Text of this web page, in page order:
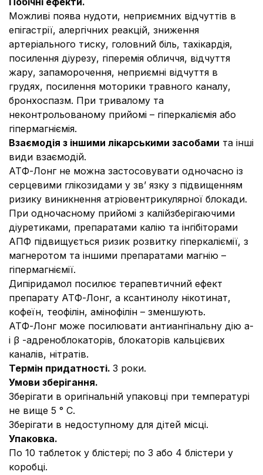
Можливі поява нудоти, неприємних відчуттів в
епігастрії, алергічних реакцій, зниження
артеріального тиску, головний біль, тахікардія,
посилення діурезу, гіперемія обличчя, відчуття
жару, запаморочення, неприємні відчуття в
грудях, посилення моторики травного каналу,
бронхоспазм. При тривалому та
неконтрольованому прийомі – гіперкаліємія або
гіпермагніємія.
Взаємодія з іншими лікарськими засобами та інші
види взаємодій.
АТФ-Лонг не можна застосовувати одночасно із
серцевими глікозидами у зв’ язку з підвищенням
ризику виникнення атріовентрикулярної блокади.
При одночасному прийомі з калійзберігаючими
діуретиками, препаратами калію та інгібіторами
АПФ підвищується ризик розвитку гіперкаліємії, з
магнеротом та іншими препаратами магнію –
гіпермагніємії.
Дипіридамол посилює терапевтичний ефект
препарату АТФ-Лонг, а ксантинолу нікотинат,
кофеїн, теофілін, амінофілін – зменшують.
АТФ-Лонг може посилювати антиангінальну дію a-
і β -адреноблокаторів, блокаторів кальцієвих
каналів, нітратів.
Термін придатності. 3 роки.
Умови зберігання.
Зберігати в оригінальній упаковці при температурі
не вище 5 ° С.
Зберігати в недоступному для дітей місці.
Упаковка.
По 10 таблеток у блістері; по 3 або 4 блістери у
коробці.